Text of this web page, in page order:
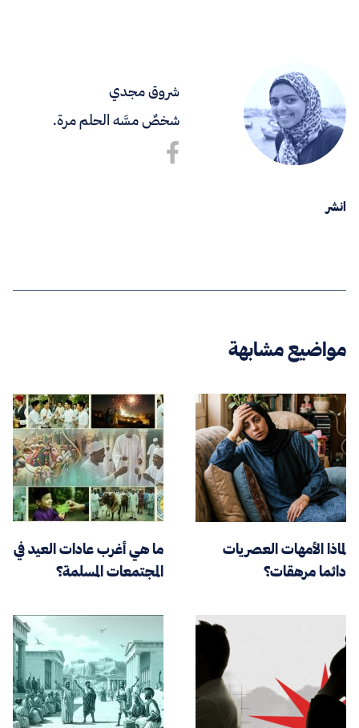
شروق مجدي
شخصٌ مسَّه الحلم مرة.
انشر
مواضيع مشابهة
لماذا الأمهات العصريات
دائما مرهقات؟
ما هي أغرب عادات العيد في
المجتمعات المسلمة؟